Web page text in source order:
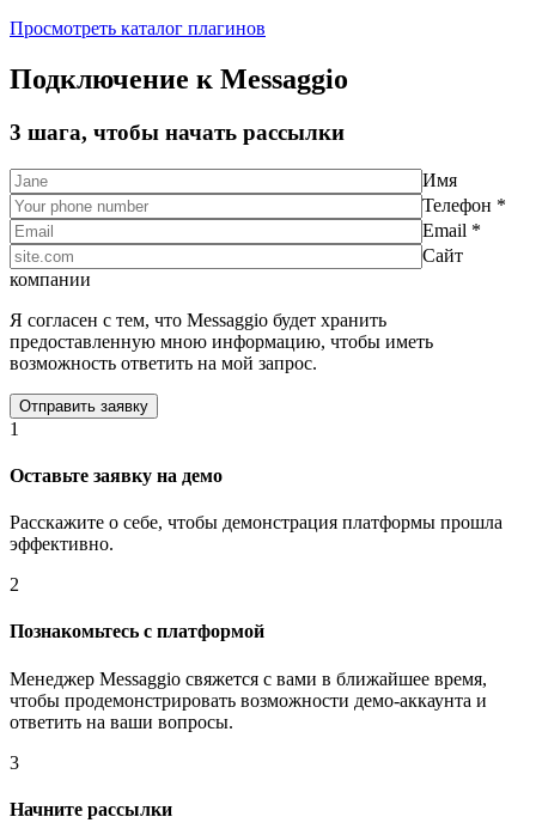
Просмотреть каталог плагинов
Подключение к Messaggio
3 шага, чтобы начать рассылки
Имя
Телефон *
Email *
Сайт
компании
Я согласен с тем, что Messaggio будет хранить
предоставленную мною информацию, чтобы иметь
возможность ответить на мой запрос.
1
Оставьте заявку на демо
Расскажите о себе, чтобы демонстрация платформы прошла
эффективно.
2
Познакомьтесь с платформой
Менеджер Messaggio свяжется с вами в ближайшее время,
чтобы продемонстрировать возможности демо-аккаунта и
ответить на ваши вопросы.
3
Начните рассылки